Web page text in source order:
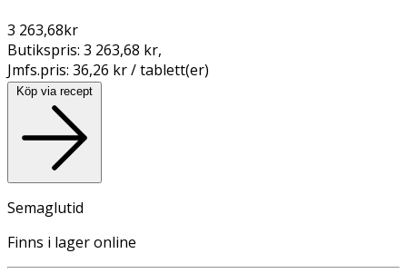
3 263,68kr
Butikspris: 3 263,68 kr,
Jmfs.pris: 36,26 kr / tablett(er)
Köp via recept
Semaglutid
Finns i lager online